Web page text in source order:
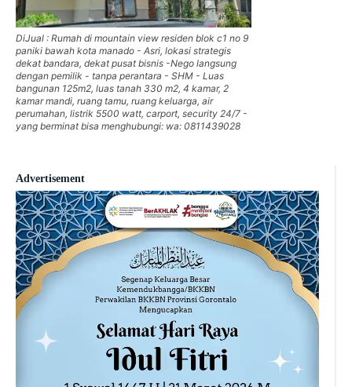
Advertisement
DiJual : Rumah di mountain view residen blok c1 no 9
paniki bawah kota manado - Asri, lokasi strategis
dekat bandara, dekat pusat bisnis -Nego langsung
dengan pemilik - tanpa perantara - SHM - Luas
bangunan 125m2, luas tanah 330 m2, 4 kamar, 2
kamar mandi, ruang tamu, ruang keluarga, air
perumahan, listrik 5500 watt, carport, security 24/7 -
yang berminat bisa menghubungi: wa: 0811439028